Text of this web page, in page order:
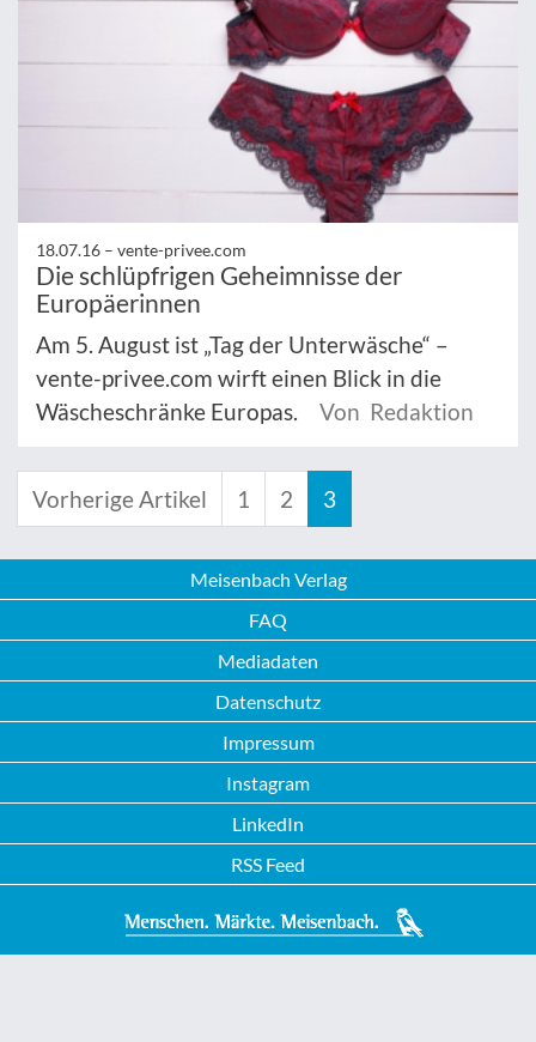
18.07.16 – vente-privee.com
Die schlüpfrigen Geheimnisse der
Europäerinnen
Am 5. August ist „Tag der Unterwäsche“ –
vente-privee.com wirft einen Blick in die
Wäscheschränke Europas.
Von Redaktion
Vorherige Artikel 1 2 3
Meisenbach Verlag
FAQ
Mediadaten
Datenschutz
Impressum
Instagram
LinkedIn
RSS Feed